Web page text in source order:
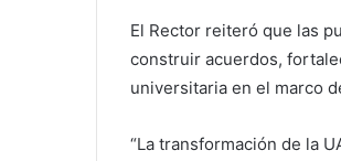
El Rector reiteró que las
construir acuerdos,
universitaria en el marco
“La transformación de la